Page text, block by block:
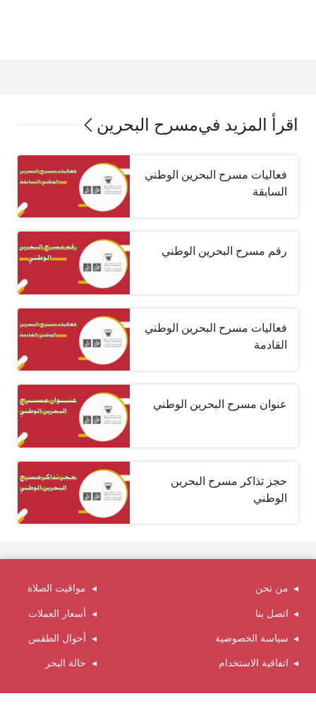
اقرأ المزيد فيمسرح البحرين
فعاليات مسرح البحرين الوطني
السابقة
رقم مسرح البحرين الوطني
فعاليات مسرح البحرين الوطني
القادمة
عنوان مسرح البحرين الوطني
حجز تذاكر مسرح البحرين
الوطني
من نحن
اتصل بنا
سياسة الخصوصية
اتفاقية الاستخدام
مواقيت الصلاة
أسعار العملات
أحوال الطقس
حالة البحر